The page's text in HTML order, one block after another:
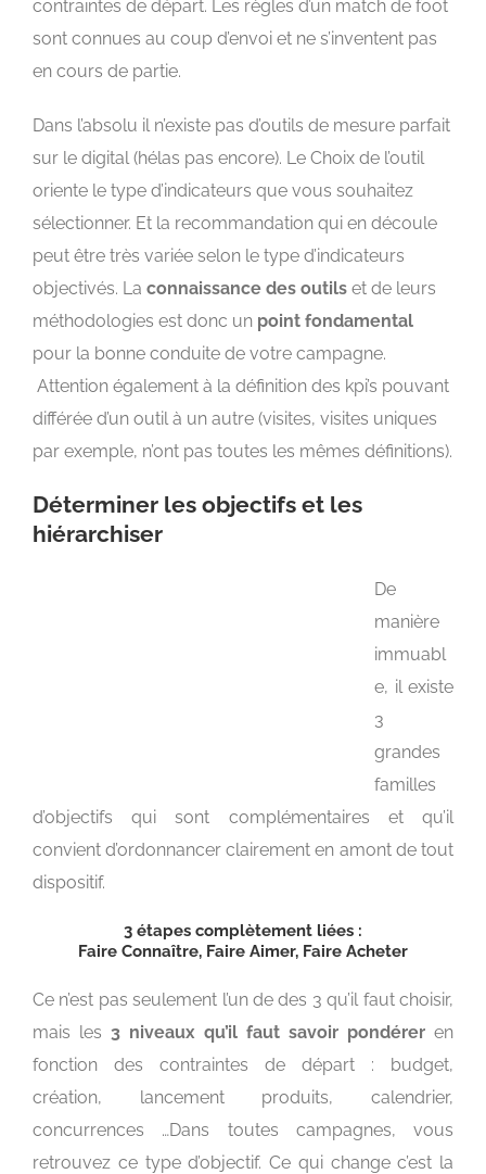
contraintes de départ. Les règles d’un match de foot
sont connues au coup d’envoi et ne s’inventent pas
en cours de partie.
Dans l’absolu il n’existe pas d’outils de mesure parfait
sur le digital (hélas pas encore). Le Choix de l’outil
oriente le type d’indicateurs que vous souhaitez
sélectionner. Et la recommandation qui en découle
peut être très variée selon le type d’indicateurs
objectivés. La connaissance des outils et de leurs
méthodologies est donc un point fondamental
pour la bonne conduite de votre campagne.
Attention également à la définition des kpi’s pouvant
différée d’un outil à un autre (visites, visites uniques
par exemple, n’ont pas toutes les mêmes définitions).
Déterminer les objectifs et les
hiérarchiser
De
manière
immuabl
e, il existe
3
grandes
familles
d’objectifs qui sont complémentaires et qu’il
convient d’ordonnancer clairement en amont de tout
dispositif.
3 étapes complètement liées :
Faire Connaître, Faire Aimer, Faire Acheter
Ce n’est pas seulement l’un de des 3 qu’il faut choisir,
mais les 3 niveaux qu’il faut savoir pondérer en
fonction des contraintes de départ : budget,
création, lancement produits, calendrier,
concurrences …Dans toutes campagnes, vous
retrouvez ce type d’objectif. Ce qui change c’est la